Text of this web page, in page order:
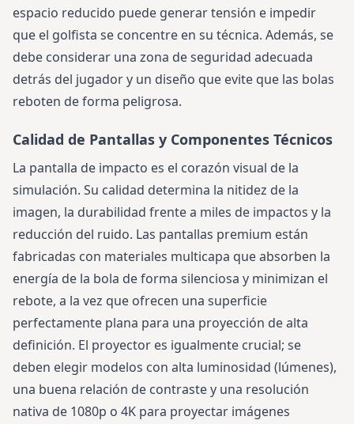
espacio reducido puede generar tensión e impedir
que el golfista se concentre en su técnica. Además, se
debe considerar una zona de seguridad adecuada
detrás del jugador y un diseño que evite que las bolas
reboten de forma peligrosa.
Calidad de Pantallas y Componentes Técnicos
La pantalla de impacto es el corazón visual de la
simulación. Su calidad determina la nitidez de la
imagen, la durabilidad frente a miles de impactos y la
reducción del ruido. Las pantallas premium están
fabricadas con materiales multicapa que absorben la
energía de la bola de forma silenciosa y minimizan el
rebote, a la vez que ofrecen una superficie
perfectamente plana para una proyección de alta
definición. El proyector es igualmente crucial; se
deben elegir modelos con alta luminosidad (lúmenes),
una buena relación de contraste y una resolución
nativa de 1080p o 4K para proyectar imágenes